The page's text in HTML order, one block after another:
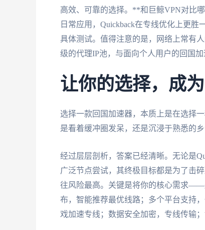
高效、可靠的选择。**和巨鲸VPN对比
日常应用，Quickback在专线优化上更
具体测试。值得注意的是，网络上常有
级的代理IP池，与面向个人用户的回国
让你的选择，成
选择一款回国加速器，本质上是在选择
是看着缓冲圈发呆，还是沉浸于熟悉的
经过层层剖析，答案已经清晰。无论是
广泛节点尝试，其终极目标都是为了击
往风险最高。关键是将你的核心需求
布，智能推荐最优线路；多个平台支持
戏加速专线；数据安全加密，专线传输